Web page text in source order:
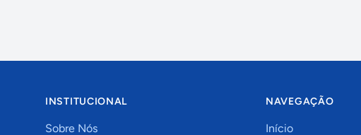
INSTITUCIONAL
Sobre Nós
NAVEGAÇÃO
Início